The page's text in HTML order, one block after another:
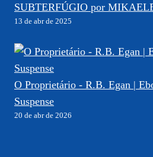
SUBTERFÚGIO por
13 de abr de 2025
O Proprietário - R.B. Egan |
Suspense
20 de abr de 2026